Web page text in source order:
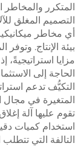
المتكرر والمخاطر
التصميم المغلق
أي مخاطر
بيئة الإنتاج.
مزايا
الحاجة إلى
التكيُّف تدعم
المتغيرة في مجال
تقوم عليها آلة
استخدام كميات
التالفة التي